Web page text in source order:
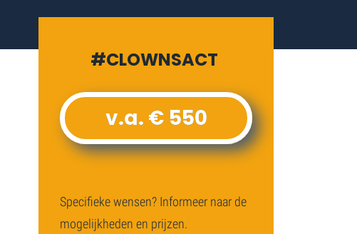
#CLOWNSACT
v.a. € 550
Specifieke wensen? Informeer naar de
mogelijkheden en prijzen.